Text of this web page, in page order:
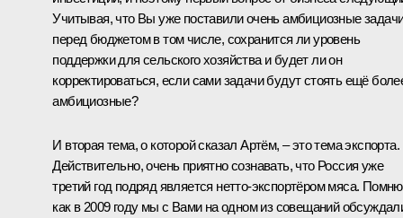
Учитывая, что Вы уже поставили очень амбициозные
перед бюджетом в том числе, сохранится ли уровень
поддержки для сельского хозяйства и будет ли он
корректироваться, если сами задачи будут стоять ещё
амбициозные?
И вторая тема, о которой сказал Артём, – это тема экспорта.
Действительно, очень приятно сознавать, что Россия уже
третий год подряд является нетто-экспортёром мяса.
как в 2009 году мы с Вами на одном из совещаний